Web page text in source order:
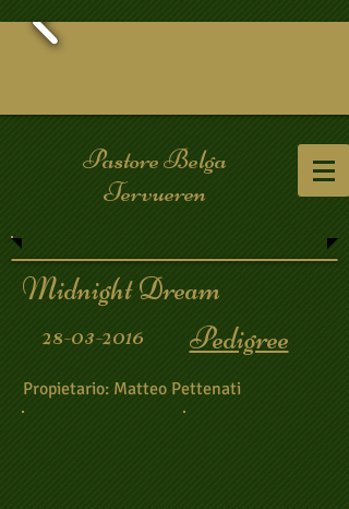
Pastore Belga
Tervueren
Midnight Dream
28-03-2016 Pedigree
Propietario: Matteo Pettenati